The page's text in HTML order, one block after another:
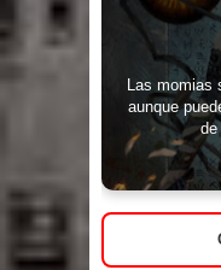
Las
aunque
de